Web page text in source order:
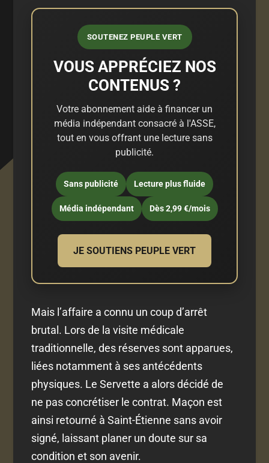
SOUTENEZ PEUPLE VERT
VOUS APPRÉCIEZ NOS
CONTENUS ?
Votre abonnement aide à financer un
média indépendant consacré à l'ASSE,
tout en vous offrant une lecture sans
publicité.
Sans publicité Lecture plus fluide
Média indépendant Dès 2,99 €/mois
JE SOUTIENS PEUPLE VERT
Mais l’affaire a connu un coup d’arrêt
brutal. Lors de la visite médicale
traditionnelle, des réserves sont apparues,
liées notamment à ses antécédents
physiques. Le Servette a alors décidé de
ne pas concrétiser le contrat. Maçon est
ainsi retourné à Saint-Étienne sans avoir
signé, laissant planer un doute sur sa
condition et son avenir.